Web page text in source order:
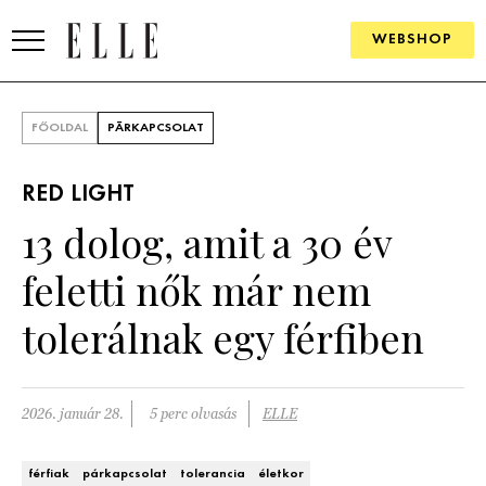
WEBSHOP
SZÉPSÉG
ÉLETMÓD
PÁRKAPCSOLAT
FŐOLDAL PÁRKAPCSOLAT
RED LIGHT
13 dolog, amit a 30 év
feletti nők már nem
tolerálnak egy férfiben
2026. január 28. 5 perc olvasás ELLE
férfiak párkapcsolat tolerancia életkor